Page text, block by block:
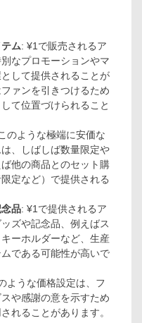
ム: ¥1で販売されるア
なプロモーションやマ
して提供されることが
ァンを引きつけるため
て位置づけられること
のような極端に安価な
、しばしば数量限定や
他の商品とのセット購
定など）で提供される
品: ¥1で提供されるア
ズや記念品、例えばス
ーホルダーなど、生産
である可能性が高いで
ような価格設定は、フ
や感謝の意を示すため
れることがあります。